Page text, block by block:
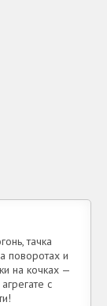
тачка
поворотах и
на кочках —
с